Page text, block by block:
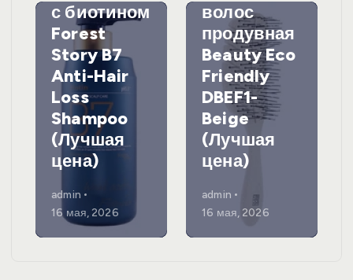
с биотином
Forest
Story B7
Anti-Hair
Loss
Shampoo
(Лучшая
цена)
admin
16 мая, 2026
волос
продувная
Beauty Eco
Friendly
DBEF1-
Beige
(Лучшая
цена)
admin
16 мая, 2026